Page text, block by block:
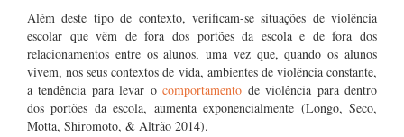
Além deste tipo de contexto, verificam-se situações de violência
escolar que vêm de fora dos portões da escola e de fora dos
relacionamentos entre os alunos, uma vez que, quando os alunos
vivem, nos seus contextos de vida, ambientes de violência constante,
a tendência para levar ocomportamento de violência para dentro
dos portões da escola, aumenta exponencialmente (Longo, Seco,
Motta, Shiromoto, & Altrão 2014).